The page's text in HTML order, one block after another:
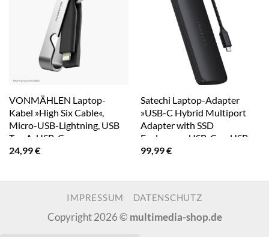
VONMÄHLEN Laptop-
Kabel »High Six Cable«,
Micro-USB-Lightning, USB
Typ A-USB-C
24,99€
Satechi Laptop-Adapter
»USB-C Hybrid Multiport
Adapter with SSD
Enclosure«, USB-C zu USB
Typ A-USB Typ C-HDMI-
99,99€
IMPRESSUM DATENSCHUTZ
Copyright 2026 © multimedia-shop.de